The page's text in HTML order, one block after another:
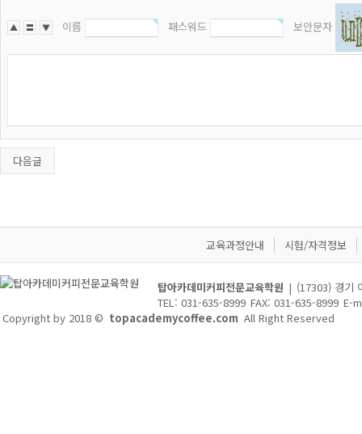
▲ 〓 ▼ 이름 패스워드 보안문자
다음글
교육과정안내 시험/자격정보
탑아카데미커피전문교육학원 | (17303) 경기
TEL: 031-635-8999 FAX: 031-635-8999 E-
Copyright by 2018 © topacademycoffee.com All Right Reserved